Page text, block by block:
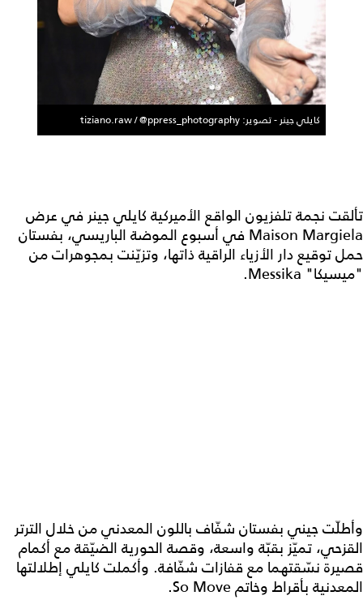
كايلي جينر - تصوير: tiziano.raw / @ppress_photography
تألقت نجمة تلفزيون الواقع الأميركية كايلي جينر في عرض
Maison Margiela في أسبوع الموضة الباريسي، بفستان
حمل توقيع دار الأزياء الراقية ذاتها، وتزيّنت بمجوهرات من
"ميسيكا" Messika.
وأطلّت جيني بفستان شفّاف باللون المعدني من خلال الترتر
القزحي، تميّز بقبّة واسعة، وقصة الحورية الضيّقة مع أكمام
قصيرة نسّقتهما مع قفازات شفّافة. وأكملت كايلي إطلالتها
المعدنية بأقراط وخاتم So Move.